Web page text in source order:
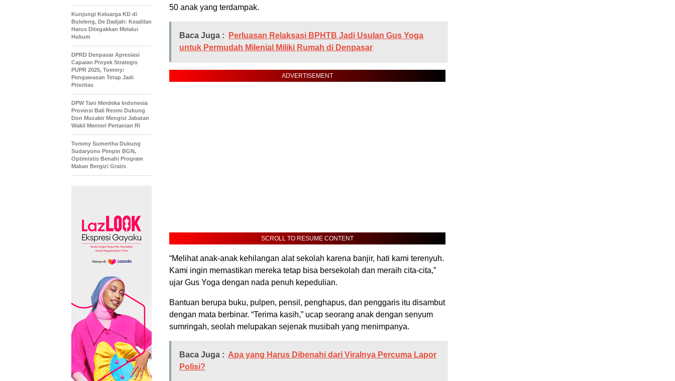
50 anak yang terdampak.
Baca Juga :
Perluasan Relaksasi BPHTB Jadi Usulan Gus Yoga
untuk Permudah Milenial Miliki Rumah di Denpasar
ADVERTISEMENT
SCROLL TO RESUME CONTENT
“Melihat anak-anak kehilangan alat sekolah karena banjir, hati kami terenyuh.
Kami ingin memastikan mereka tetap bisa bersekolah dan meraih cita-cita,”
ujar Gus Yoga dengan nada penuh kepedulian.
Bantuan berupa buku, pulpen, pensil, penghapus, dan penggaris itu disambut
dengan mata berbinar. “Terima kasih,” ucap seorang anak dengan senyum
sumringah, seolah melupakan sejenak musibah yang menimpanya.
Baca Juga : Apa yang Harus Dibenahi dari Viralnya Percuma Lapor
Polisi?
Kunjungi Keluarga KD di
Buleleng, De Dadjah: Keadilan
Harus Ditegakkan Melalui
Hukum
DPRD Denpasar Apresiasi
Capaian Proyek Strategis
PUPR 2025, Tommy:
Pengawasan Tetap Jadi
Prioritas
DPW Tani Merdeka Indonesia
Provinsi Bali Resmi Dukung
Don Muzakir Mengisi Jabatan
Wakil Menteri Pertanian RI
Tommy Sumertha Dukung
Sudaryono Pimpin BGN,
Optimistis Benahi Program
Makan Bergizi Gratis